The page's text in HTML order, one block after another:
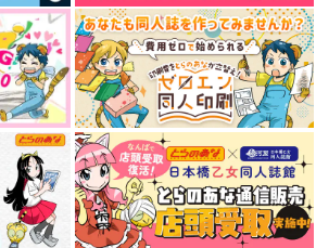
Mellow Yellow Meow
Flow
チドリノ
321 ANIMAL STICKE
RS
パン屋のクッキーはう
SW短編再録
集 vol.2
Come back to Londo
n
Seiren Media
専売 787 円（税込）
憂国のモリアーティ
シャーロック×ウィリアム
サンプル
カート
妄想リアム祭
ししゃも飯屋
専売 472円（税込）
憂国のモリアーティ
シャーロック×ウィリアム
サンプル
カート